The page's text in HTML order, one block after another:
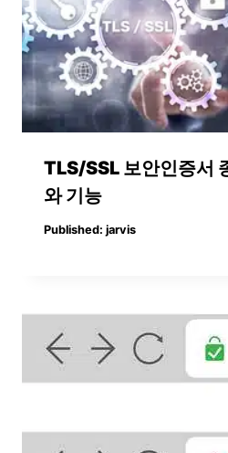
TLS/SSL 보안인증서
와 기능
Published: jarvis